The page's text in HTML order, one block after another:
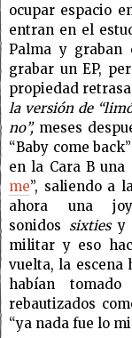
ocupar espacio
entran en el
Palma y graban
grabar un EP,
propiedad
la versión de
no”, meses
“Baby come
en la Cara B una
me”, saliendo a
ahora una
sonidos sixtiesy
militar y eso
vuelta, la escena
habían
rebautizados
“ya nada fue lo